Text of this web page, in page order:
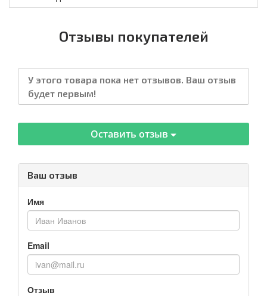
Отзывы покупателей
У этого товара пока нет отзывов. Ваш отзыв
будет первым!
Оставить отзыв
Ваш отзыв
Имя
Email
Отзыв